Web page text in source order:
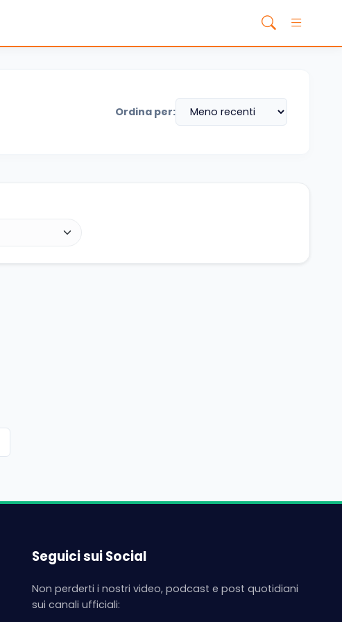
Ordina per:
Seguici sui Social
Non perderti i nostri video, podcast e post quotidiani
sui canali ufficiali: